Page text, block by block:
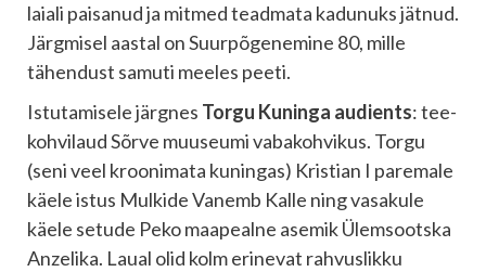
laiali paisanud ja mitmed teadmata kadunuks jätnud.
Järgmisel aastal on Suurpõgenemine 80, mille
tähendust samuti meeles peeti.
Istutamisele järgnes Torgu Kuninga audients: tee-
kohvilaud Sõrve muuseumi vabakohvikus. Torgu
(seni veel kroonimata kuningas) Kristian I paremale
käele istus Mulkide Vanemb Kalle ning vasakule
käele setude Peko maapealne asemik Ülemsootska
Anzelika. Laual olid kolm erinevat rahvuslikku